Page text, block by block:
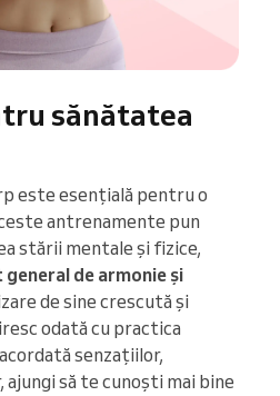
sănătatea
este esențială pentru o
antrenamente pun
stării mentale și fizice,
de armonie și
de sine crescută și
odată cu practica
senzațiilor,
să te cunoști mai bine